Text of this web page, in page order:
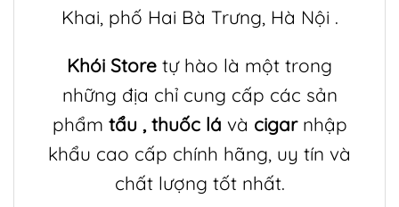
Khai, phố Hai Bà Trưng, Hà Nội .
Khói Store tự hào là một trong
những địa chỉ cung cấp các sản
phẩm tẩu , thuốc lá và cigar nhập
khẩu cao cấp chính hãng, uy tín và
chất lượng tốt nhất.